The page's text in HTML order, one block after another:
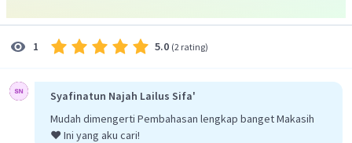
1 5.0 (2 rating)
Syafinatun Najah Lailus Sifa'
Mudah dimengerti Pembahasan lengkap banget Makasih
❤️ Ini yang aku cari!